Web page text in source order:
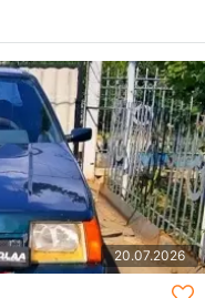
20.07.2026